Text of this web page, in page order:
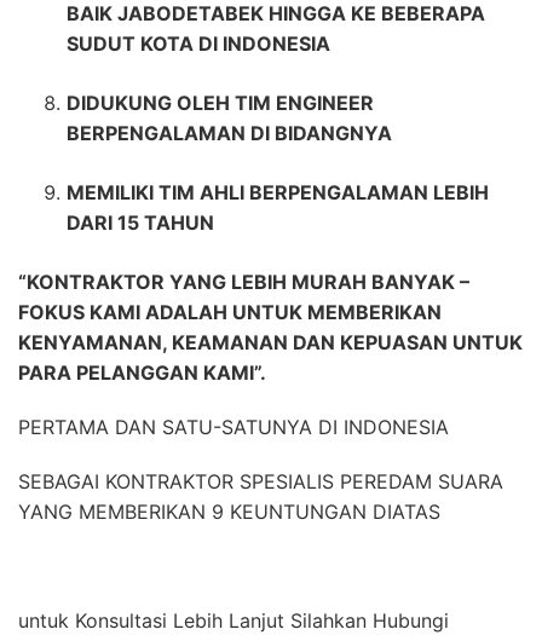
BAIK JABODETABEK HINGGA KE BEBERAPA
SUDUT KOTA DI INDONESIA
DIDUKUNG OLEH TIM ENGINEER
BERPENGALAMAN DI BIDANGNYA
MEMILIKI TIM AHLI BERPENGALAMAN LEBIH
DARI 15 TAHUN
“KONTRAKTOR YANG LEBIH MURAH BANYAK –
FOKUS KAMI ADALAH UNTUK MEMBERIKAN
KENYAMANAN, KEAMANAN DAN KEPUASAN UNTUK
PARA PELANGGAN KAMI”.
PERTAMA DAN SATU-SATUNYA DI INDONESIA
SEBAGAI KONTRAKTOR SPESIALIS PEREDAM SUARA
YANG MEMBERIKAN 9 KEUNTUNGAN DIATAS
untuk Konsultasi Lebih Lanjut Silahkan Hubungi